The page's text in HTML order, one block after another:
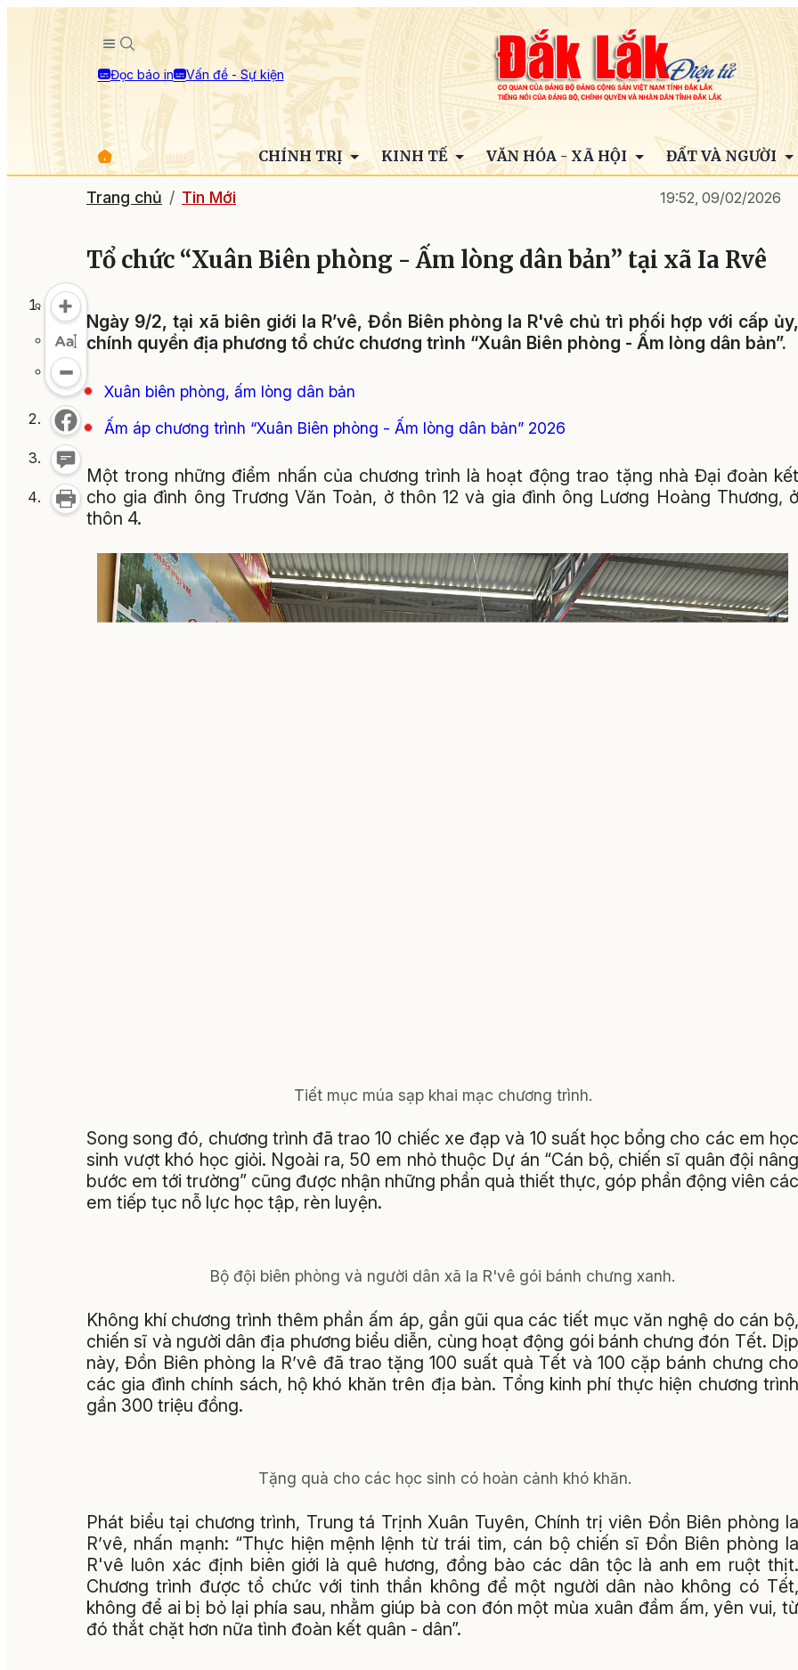
Đọc báo in Vấn đề - Sự kiện
CHÍNH TRỊ KINH TẾ VĂN HÓA - XÃ HỘI ĐẤT VÀ NGƯỜI
Trang chủ Tin Mới 19:52, 09/02/2026
Tổ chức “Xuân Biên phòng - Ấm lòng dân bản” tại xã Ia Rvê
Ngày 9/2, tại xã biên giới Ia R’vê, Đồn Biên phòng Ia R'vê chủ trì phối hợp với cấp ủy,
chính quyền địa phương tổ chức chương trình “Xuân Biên phòng - Ấm lòng dân bản”.
Xuân biên phòng, ấm lòng dân bản
Ấm áp chương trình “Xuân Biên phòng - Ấm lòng dân bản” 2026
Một trong những điểm nhấn của chương trình là hoạt động trao tặng nhà Đại đoàn kết
cho gia đình ông Trương Văn Toản, ở thôn 12 và gia đình ông Lương Hoàng Thương, ở
thôn 4.
Tiết mục múa sạp khai mạc chương trình.
Song song đó, chương trình đã trao 10 chiếc xe đạp và 10 suất học bổng cho các em học
sinh vượt khó học giỏi. Ngoài ra, 50 em nhỏ thuộc Dự án “Cán bộ, chiến sĩ quân đội nâng
bước em tới trường” cũng được nhận những phần quà thiết thực, góp phần động viên các
em tiếp tục nỗ lực học tập, rèn luyện.
Bộ đội biên phòng và người dân xã Ia R'vê gói bánh chưng xanh.
Không khí chương trình thêm phần ấm áp, gần gũi qua các tiết mục văn nghệ do cán bộ,
chiến sĩ và người dân địa phương biểu diễn, cùng hoạt động gói bánh chưng đón Tết. Dịp
này, Đồn Biên phòng Ia R’vê đã trao tặng 100 suất quà Tết và 100 cặp bánh chưng cho
các gia đình chính sách, hộ khó khăn trên địa bàn. Tổng kinh phí thực hiện chương trình
gần 300 triệu đồng.
Tặng quà cho các học sinh có hoàn cảnh khó khăn.
Phát biểu tại chương trình, Trung tá Trịnh Xuân Tuyên, Chính trị viên Đồn Biên phòng Ia
R’vê, nhấn mạnh: “Thực hiện mệnh lệnh từ trái tim, cán bộ chiến sĩ Đồn Biên phòng Ia
R'vê luôn xác định biên giới là quê hương, đồng bào các dân tộc là anh em ruột thịt.
Chương trình được tổ chức với tinh thần không để một người dân nào không có Tết,
không để ai bị bỏ lại phía sau, nhằm giúp bà con đón một mùa xuân đầm ấm, yên vui, từ
đó thắt chặt hơn nữa tình đoàn kết quân - dân”.